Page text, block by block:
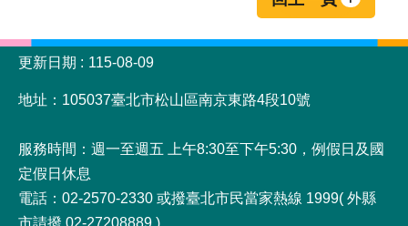
:::
更新日期
115-08-09
地址：105037臺北市松山區南京東路4段10號
服務時間：週一至週五 上午8:30至下午5:30，例假日及國
定假日休息
電話：02-2570-2330 或撥臺北市民當家熱線 1999( 外縣
市請撥 02-27208889 )